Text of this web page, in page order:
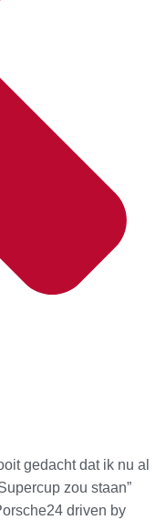
gedacht dat ik nu al
zou staan”
driven by